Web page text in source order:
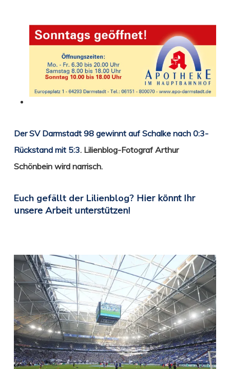
Der SV Darmstadt 98 gewinnt auf Schalke nach 0:3-
Rückstand mit 5:3. Lilienblog-Fotograf Arthur
Schönbein wird narrisch.
Euch gefällt der Lilienblog? Hier könnt Ihr
unsere Arbeit unterstützen!